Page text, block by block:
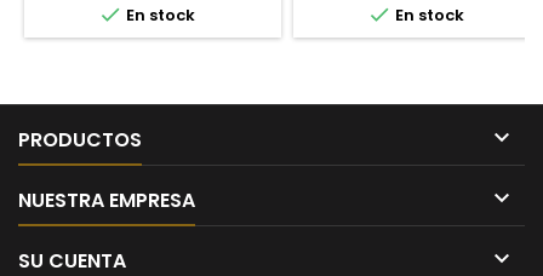
 En stock  En stock
PRODUCTOS 
NUESTRA EMPRESA 
SU CUENTA 